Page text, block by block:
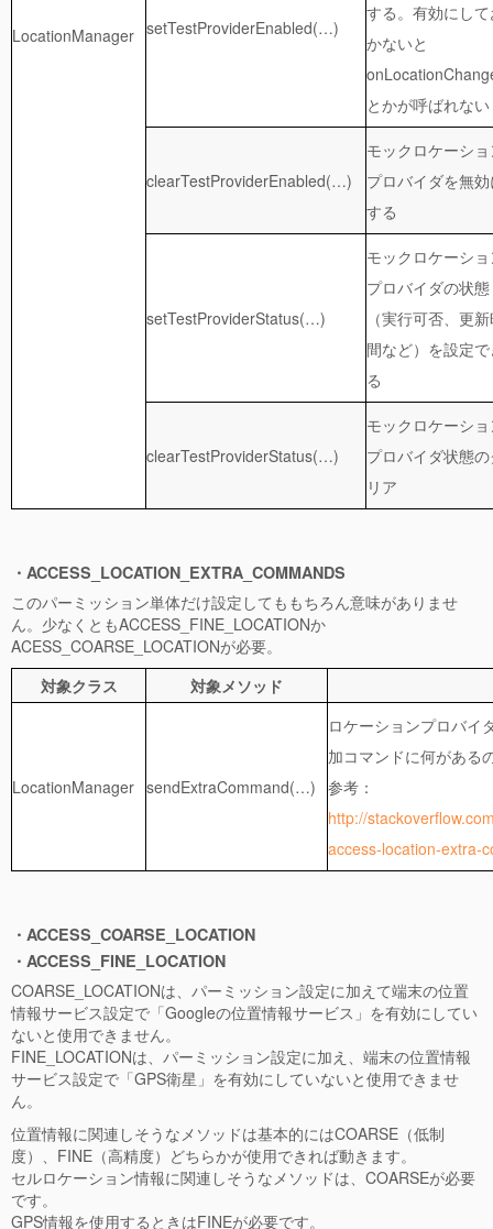
LocationManager setTestProviderEnabled(…)
する。有効にし
かないと
とかが呼ばれない
clearTestProviderEnabled(…)
モックロケーシ
プロバイダを無
する
setTestProviderStatus(…)
モックロケーシ
プロバイダの状態
（実行可否、更
間など）を設定
る
clearTestProviderStatus(…)
モックロケーシ
プロバイダ状態
リア
・ACCESS_LOCATION_EXTRA_COMMANDS
このパーミッション単体だけ設定してももちろん意味がありませ
ん。少なくともACCESS_FINE_LOCATIONか
ACESS_COARSE_LOCATIONが必要。
対象クラス
対象メソッド
LocationManager sendExtraCommand(…)
ロケーションプロバイ
加コマンドに何がある
参考：
http://
access-location-extra-
・ACCESS_COARSE_LOCATION
・ACCESS_FINE_LOCATION
COARSE_LOCATIONは、パーミッション設定に加えて端末の位置
情報サービス設定で「Googleの位置情報サービス」を有効にしてい
ないと使用できません。
FINE_LOCATIONは、パーミッション設定に加え、端末の位置情報
サービス設定で「GPS衛星」を有効にしていないと使用できませ
ん。
位置情報に関連しそうなメソッドは基本的にはCOARSE（低制
度）、FINE（高精度）どちらかが使用できれば動きます。
セルロケーション情報に関連しそうなメソッドは、COARSEが必要
です。
GPS情報を使用するときはFINEが必要です。